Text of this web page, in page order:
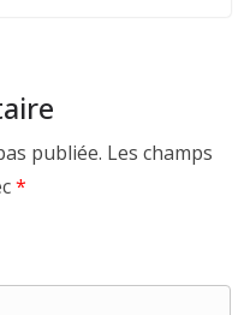
publiée. Les champs
*